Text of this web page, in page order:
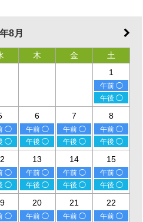
8月
木 金
土
1
午前 ◯
午後 ◯
◯
◯
6
午前 ◯
午後 ◯
7
午前 ◯
午後 ◯
8
午前 ◯
午後 ◯
◯
◯
13
午前 ◯
午後 ◯
14
午前 ◯
午後 ◯
15
午前 ◯
午後 ◯
◯
20
午前 ◯
21
午前 ◯
22
午前 ◯